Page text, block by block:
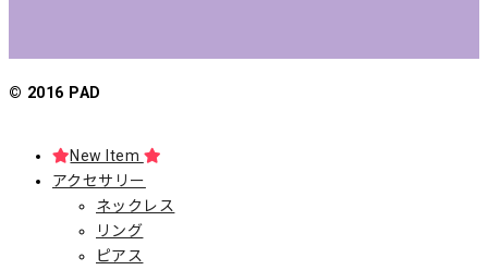
© 2016 PAD
New Item
アクセサリー
ネックレス
リング
ピアス